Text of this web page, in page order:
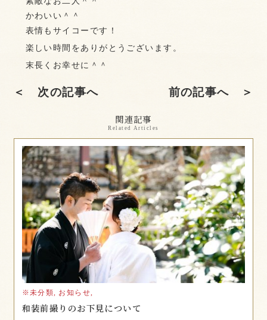
かわいい＾＾
表情もサイコーです！
楽しい時間をありがとうございます。
末長くお幸せに＾＾
＜ 次の記事へ 前の記事へ ＞
関連記事
Related Articles
※未分類, お知らせ,
和装前撮りのお下見について